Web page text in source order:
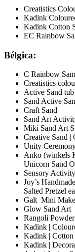
Creatistics
Kadink
Kadink Cotton
EC Rainbow
Bélgica:
C Rainbow
Creatistics
Active Sand
Sand Active
Craft Sand
Sand Art
Miki Sand Art
Creative Sand |
Unity
Anko (winkels
Unicorn Sand
Sensory
Joy’s
Salted Pretzel
Galt Mini
Glow Sand Art
Rangoli
Kadink |
Kadink | Cotton
Kadink |